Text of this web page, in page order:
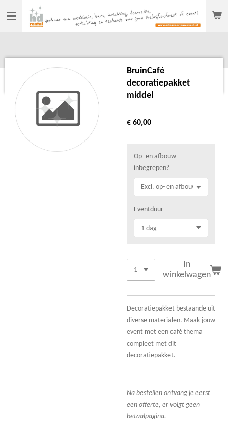
Ga
direct
hoofdinhoud
BruinCafé
decoratiepakket
middel
€ 60,00
Op- en afbouw
inbegrepen?
Eventduur
In
winkelwagen
Decoratiepakket bestaande uit
diverse materialen. Maak jouw
event met een café thema
compleet met dit
decoratiepakket.
Na bestellen ontvang je eerst
een offerte, er volgt geen
betaalpagina.